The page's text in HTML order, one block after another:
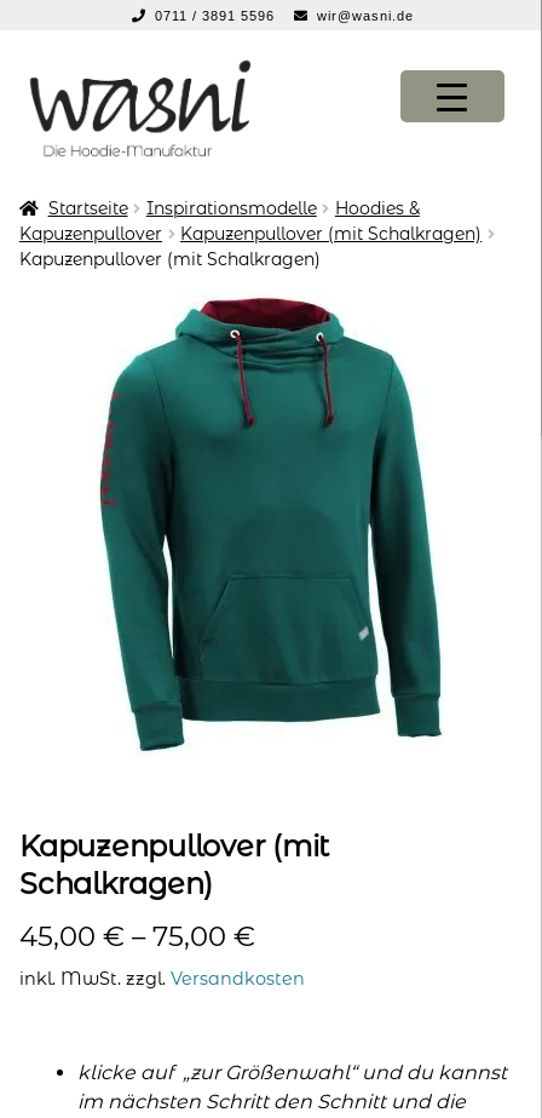
0711 / 3891 5596 wir@wasni.de
Navigation
springen
Inhalt
springen
KONFIGURATOR
KONFIGURATOR
Startseite Inspirationsmodelle
Hoodies &
Kapuzenpullover
Kapuzenpullover (mit Schalkragen)
Kapuzenpullover (mit Schalkragen)
Kapuzenpullover (mit
Schalkragen)
45,00 € –75,00 €
inkl. MwSt. zzgl. Versandkosten
klicke auf „zur Größenwahl“ und du kannst
im nächsten Schritt den Schnitt und die